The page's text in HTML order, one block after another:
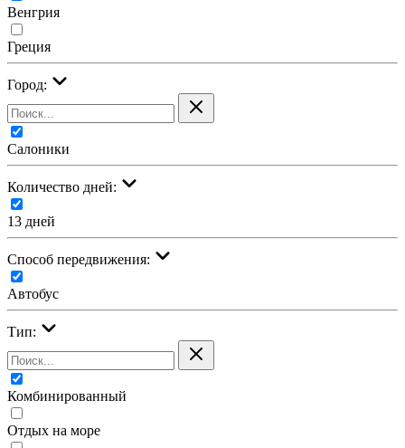
Венгрия
Греция
Город:
Салоники
Количество дней:
13 дней
Cпособ передвижения:
Автобус
Тип:
Комбинированный
Отдых на море